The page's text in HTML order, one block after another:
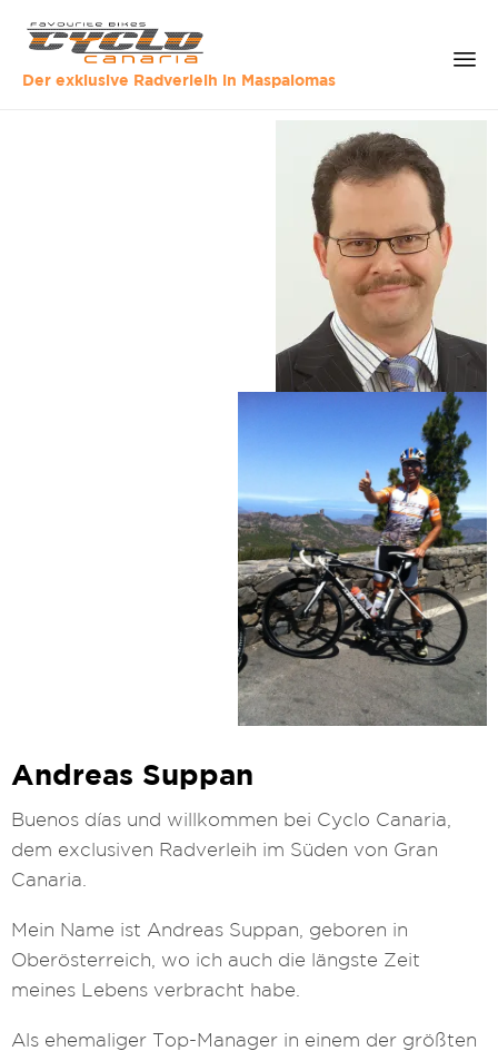
Der exklusive Radverleih in Maspalomas
Andreas Suppan
Buenos días und willkommen bei Cyclo Canaria,
dem exclusiven Radverleih im Süden von Gran
Canaria.
Mein Name ist Andreas Suppan, geboren in
Oberösterreich, wo ich auch die längste Zeit
meines Lebens verbracht habe.
Als ehemaliger Top-Manager in einem der größten